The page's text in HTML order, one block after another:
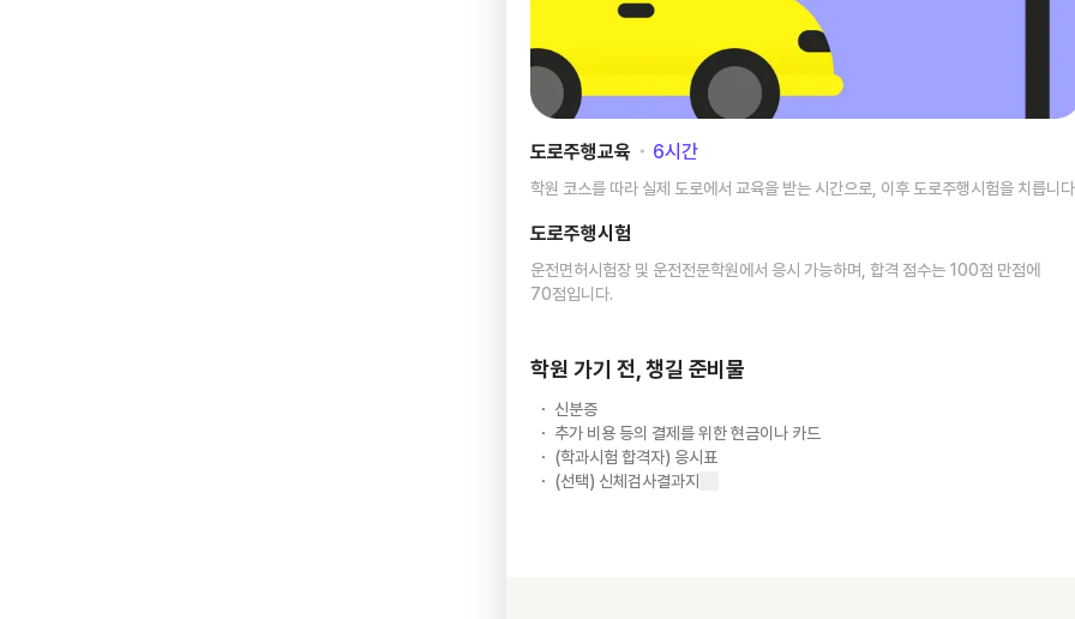
도로주행교육 ･ 6시간
학원 코스를 따라 실제 도로에서 교육을 받는 시간으로, 이후 도로주행시험을 치릅니
도로주행시험
운전면허시험장 및 운전전문학원에서 응시 가능하며, 합격 점수는 100점 만점에
70점입니다.
학원 가기 전, 챙길 준비물
신분증
추가 비용 등의 결제를 위한 현금이나 카드
(학과시험 합격자) 응시표
(선택) 신체검사결과지